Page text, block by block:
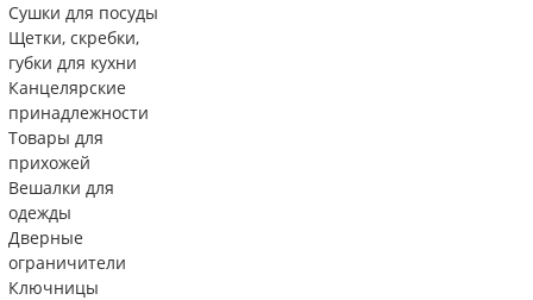
Сушки для посуды
Щетки, скребки,
губки для кухни
Канцелярские
принадлежности
Товары для
прихожей
Вешалки для
одежды
Дверные
ограничители
Ключницы